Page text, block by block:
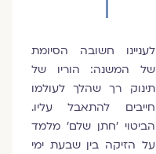
לעניינו חשובה הסיומת
של המשנה: הוריו של
תינוק רך שהלך לעולמו
חייבים להתאבל עליו.
הביטוי 'חתן שלם' מלמד
על הזיקה בין שבעת ימי